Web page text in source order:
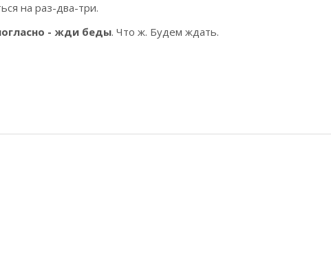
на раз-два-три.
- жди беды. Что ж. Будем ждать.